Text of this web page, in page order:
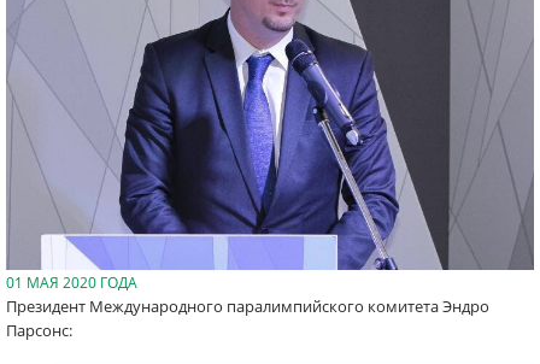
01 МАЯ 2020 ГОДА
Президент Международного паралимпийского комитета Эндро
Парсонс: